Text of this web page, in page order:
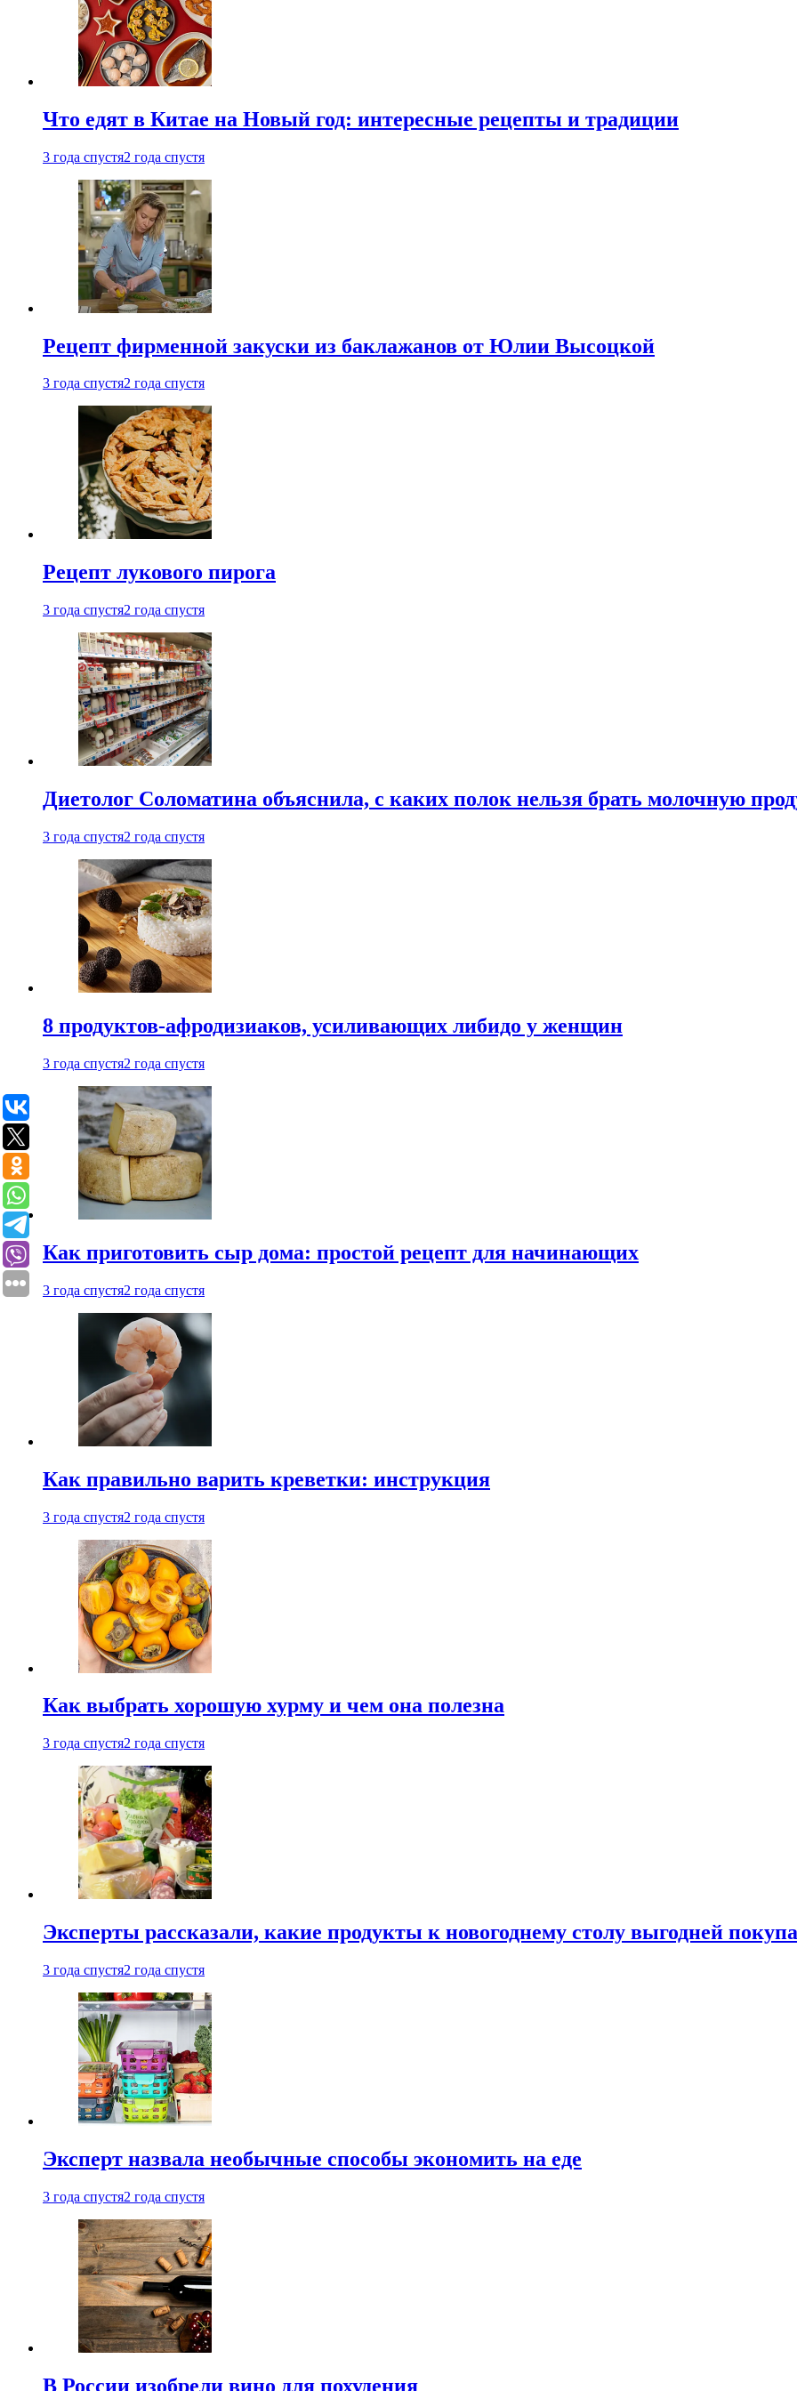
Что едят в Китае на Новый год: интересные рецепты и традиции
3 года спустя2 года спустя
Рецепт фирменной закуски из баклажанов от Юлии Высоцкой
3 года спустя2 года спустя
Рецепт лукового пирога
3 года спустя2 года спустя
Диетолог Соломатина объяснила, с каких полок нельзя брать молочную
3 года спустя2 года спустя
8 продуктов-афродизиаков, усиливающих либидо у женщин
3 года спустя2 года спустя
Как приготовить сыр дома: простой рецепт для начинающих
3 года спустя2 года спустя
Как правильно варить креветки: инструкция
3 года спустя2 года спустя
Как выбрать хорошую хурму и чем она полезна
3 года спустя2 года спустя
Эксперты рассказали, какие продукты к новогоднему столу выгодней
3 года спустя2 года спустя
Эксперт назвала необычные способы экономить на еде
3 года спустя2 года спустя
В России изобрели вино для похудения